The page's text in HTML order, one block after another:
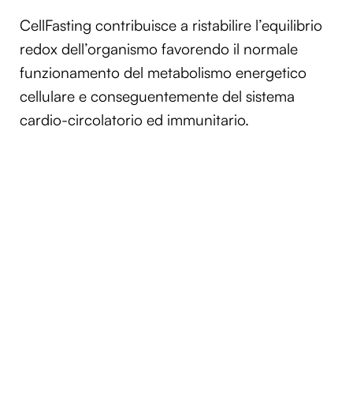
CellFasting contribuisce a ristabilire l’equilibrio
redox dell’organismo favorendo il normale
funzionamento del metabolismo energetico
cellulare e conseguentemente del sistema
cardio-circolatorio ed immunitario.